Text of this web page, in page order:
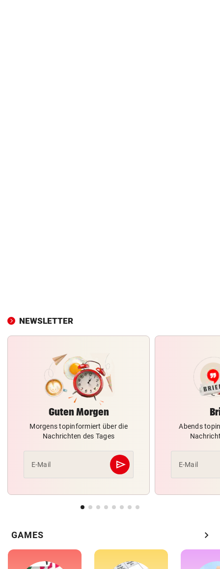
NEWSLETTER
Guten Morgen
Morgens topinformiert über die
Nachrichten des Tages
E-Mail send
Abschicken
Abends
E-Mail
GAMES chevron_right